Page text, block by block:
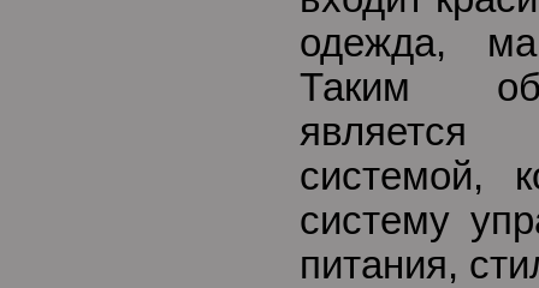
одежда,
Таким
системой,
систему
питания,